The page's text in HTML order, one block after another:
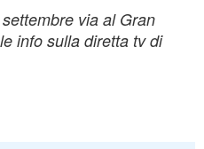
via al Gran
info sulla diretta tv di